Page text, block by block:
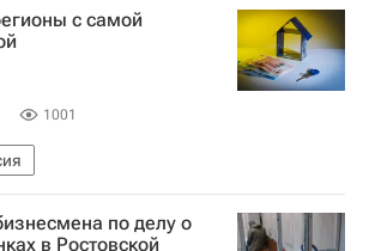
с самой
1001
по делу о
в Ростовской